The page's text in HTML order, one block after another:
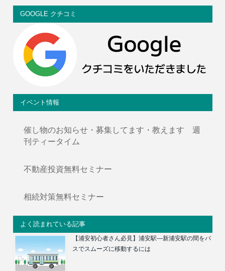
GOOGLE クチコミ
イベント情報
催し物のお知らせ・募集してます・教えます 週
刊ティータイム
不動産投資無料セミナー
相続対策無料セミナー
よく読まれている記事
【浦安初心者さん必見】浦安駅―新浦安駅の間をバ
スでスムーズに移動するには